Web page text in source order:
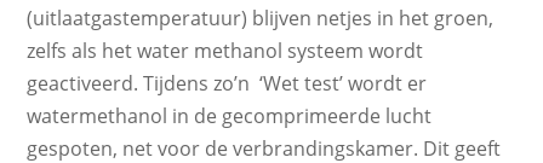
(uitlaatgastemperatuur) blijven netjes in het groen,
zelfs als het water methanol systeem wordt
geactiveerd. Tijdens zo’n ‘Wet test’ wordt er
watermethanol in de gecomprimeerde lucht
gespoten, net voor de verbrandingskamer. Dit geeft